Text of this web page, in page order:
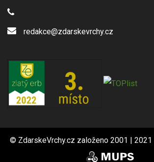
redakce@zdarskevrchy.cz
© ZdarskeVrchy.cz založeno 2001 | 2021